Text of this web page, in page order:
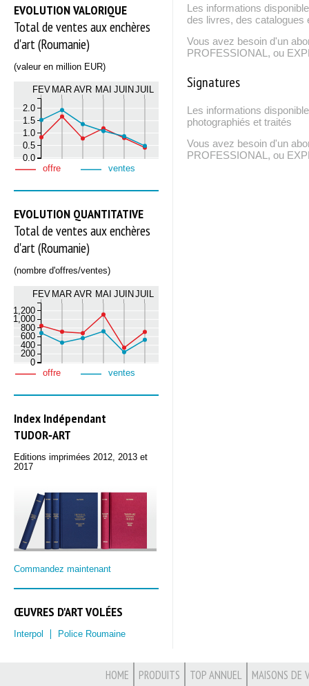
EVOLUTION VALORIQUE
Total de ventes aux enchères
d'art (Roumanie)
(valeur en million EUR)
FEV MAR AVR MAI JUIN JUIL
0.0
0.5
1.0
1.5
2.0
offre ventes
EVOLUTION QUANTITATIVE
Total de ventes aux enchères
d'art (Roumanie)
(nombre d'offres/ventes)
FEV MAR AVR MAI JUIN JUIL
0
200
400
600
800
1,000
1,200
offre ventes
Index Indépendant
TUDOR‑ART
Editions imprimées 2012, 2013 et
2017
Commandez maintenant
ŒUVRES D'ART VOLÉES
Interpol Police Roumaine
Les informations
des livres, des catalogues
Vous avez besoin d'un
PROFESSIONAL, ou
Signatures
Les informations
photographiés et traités
Vous avez besoin d'un
PROFESSIONAL, ou
HOME PRODUITS TOP ANNUEL MAISONS DE